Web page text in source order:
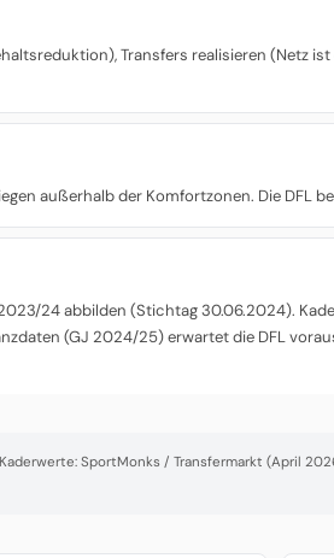
Transfers realisieren (Netz
außerhalb der Komfortzonen. Die DFL
24 abbilden (Stichtag 30.06.2024).
(GJ 2024/25) erwartet die DFL
SportMonks / Transfermarkt (April